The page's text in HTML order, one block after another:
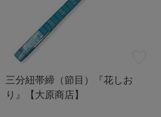
三分紐帯締（節目）『花しお
り』【大原商店】